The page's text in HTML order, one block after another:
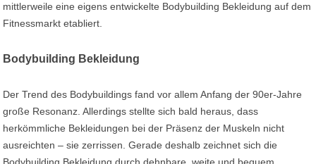
mittlerweile eine eigens entwickelte Bodybuilding Bekleidung auf dem
Fitnessmarkt etabliert.
Bodybuilding Bekleidung
Der Trend des Bodybuildings fand vor allem Anfang der 90er-Jahre
große Resonanz. Allerdings stellte sich bald heraus, dass
herkömmliche Bekleidungen bei der Präsenz der Muskeln nicht
ausreichten – sie zerrissen. Gerade deshalb zeichnet sich die